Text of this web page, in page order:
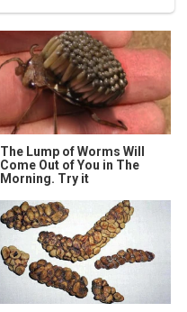
The Lump of Worms Will
Come Out of You in The
Morning. Try it